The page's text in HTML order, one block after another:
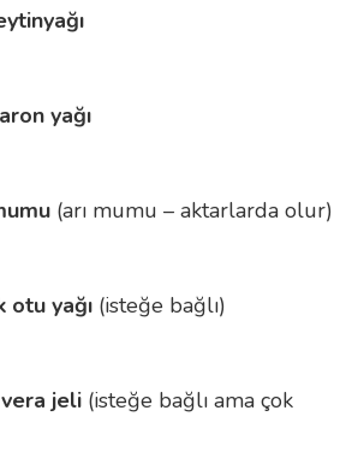
yağı
(arı mumu – aktarlarda olur)
otu yağı (isteğe bağlı)
jeli (isteğe bağlı ama çok